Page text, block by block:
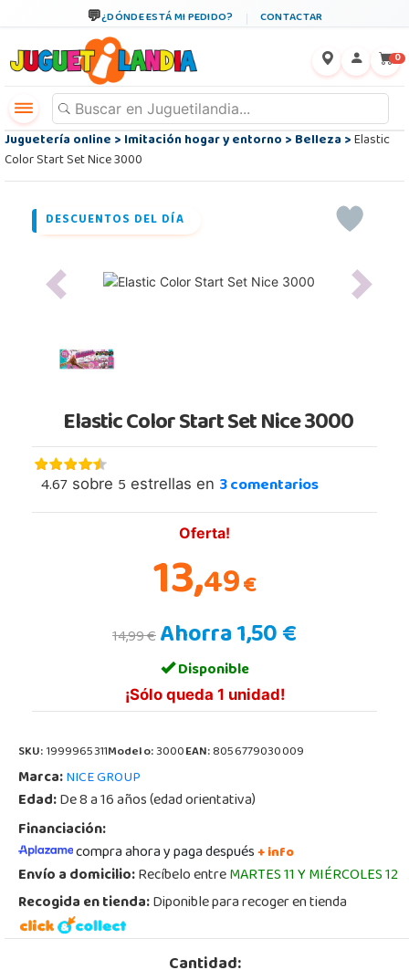
¿DÓNDE ESTÁ MI PEDIDO? CONTACTAR
0
Juguetería online>Imitación hogar y entorno>Belleza>Elastic
Color Start Set Nice 3000
DESCUENTOS DEL DÍA
Previous Next
Elastic Color Start Set Nice 3000
4.67 sobre 5 estrellas en 3comentarios
Oferta!
13,49€
14,99 €Ahorra 1,50 €
Disponible
¡Sólo queda 1 unidad!
SKU:1999965311Modelo:3000EAN:8056779030009
Marca:NICE GROUP
Edad:De 8 a 16 años (edad orientativa)
Financiación:
compra ahora y paga después+ info
Envío a domicilio:Recíbelo entreMARTES 11 Y MIÉRCOLES 12
Recogida en tienda:Diponible para recoger en tienda